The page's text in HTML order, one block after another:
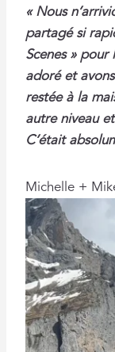
« Nous
partagé si
Scenes »
adoré et
restée à la
autre niveau
C’était
Michelle +